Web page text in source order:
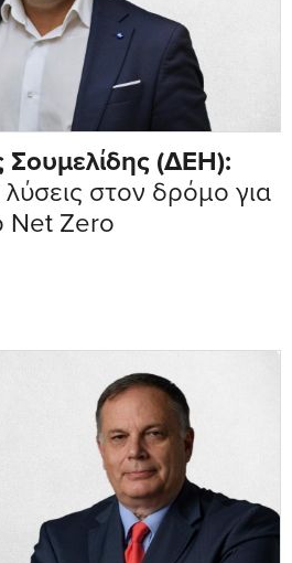
Σουμελίδης (ΔΕΗ):
στον δρόμο για
Net Zero